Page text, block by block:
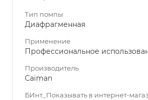
Тип помпы
Диафрагменная
Применение
Профессиональное
Производитель
Caiman
БИнт_Показывать в интернет-